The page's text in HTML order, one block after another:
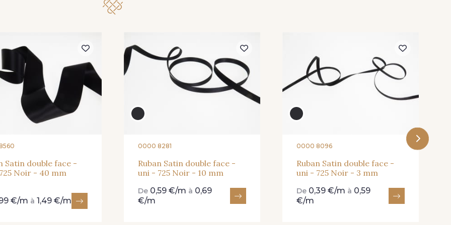
Satin double face -
Noir - 40 mm
€/m à 1,49 €/m
0000 8281
Ruban Satin double face -
uni - 725 Noir - 10 mm
De 0,59 €/m à 0,69
€/m
0000 8096
Ruban Satin double face -
uni - 725 Noir - 3 mm
De 0,39 €/m à 0,59
€/m